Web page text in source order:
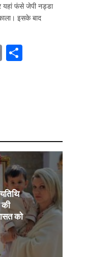
यहां फंसे जेपी नड्डा
इसके बाद
E S
की
को